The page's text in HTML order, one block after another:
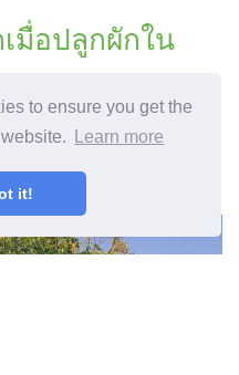
to ensure you get the
Learn more
it!
มื่อปลูกผักใน